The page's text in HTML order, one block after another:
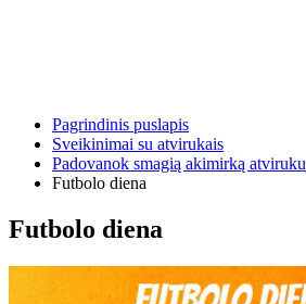
Pagrindinis puslapis
Sveikinimai su atvirukais
Padovanok smagią akimirką atviruku
Futbolo diena
Futbolo diena